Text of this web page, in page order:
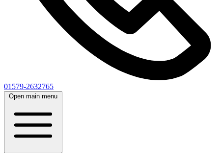
01579-2632765
Open main menu